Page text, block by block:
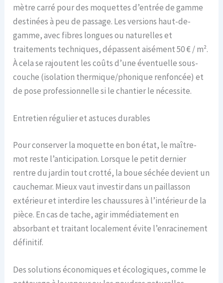
mètre carré pour des moquettes d’entrée de gamme
destinées à peu de passage. Les versions haut-de-
gamme, avec fibres longues ou naturelles et
traitements techniques, dépassent aisément 50 € / m².
À cela se rajoutent les coûts d’une éventuelle sous-
couche (isolation thermique/phonique renfoncée) et
de pose professionnelle si le chantier le nécessite.
Entretien régulier et astuces durables
Pour conserver la moquette en bon état, le maître-
mot reste l’anticipation. Lorsque le petit dernier
rentre du jardin tout crotté, la boue séchée devient un
cauchemar. Mieux vaut investir dans un paillasson
extérieur et interdire les chaussures à l’intérieur de la
pièce. En cas de tache, agir immédiatement en
absorbant et traitant localement évite l’enracinement
définitif.
Des solutions économiques et écologiques, comme le